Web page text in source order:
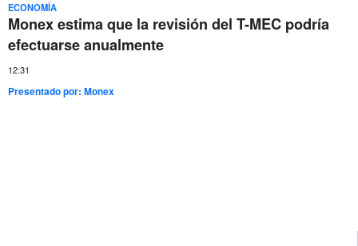
ECONOMÍA
Monex estima que la revisión del T-MEC podría
efectuarse anualmente
12:31
Presentado por:Monex